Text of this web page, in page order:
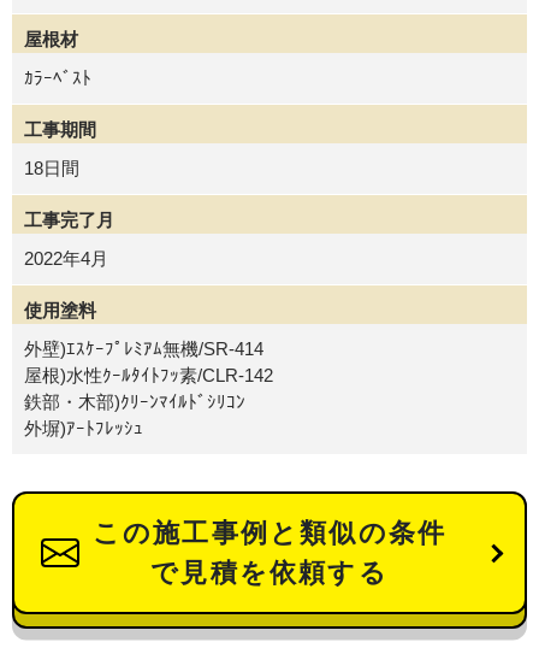
屋根材
ｶﾗｰﾍﾞｽﾄ
工事期間
18日間
工事完了月
2022年4月
使用塗料
外壁)ｴｽｹｰﾌﾟﾚﾐｱﾑ無機/SR-414
屋根)水性ｸｰﾙﾀｲﾄﾌｯ素/CLR-142
鉄部・木部)ｸﾘｰﾝﾏｲﾙﾄﾞｼﾘｺﾝ
外塀)ｱｰﾄﾌﾚｯｼｭ
この施工事例と類似の条件
で見積を依頼する